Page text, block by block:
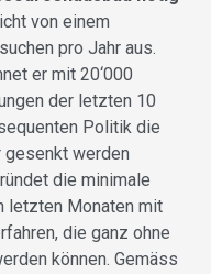
von einem
pro Jahr aus.
er mit 20‘000
der letzten 10
Politik die
gesenkt werden
die minimale
letzten Monaten mit
die ganz ohne
können. Gemäss